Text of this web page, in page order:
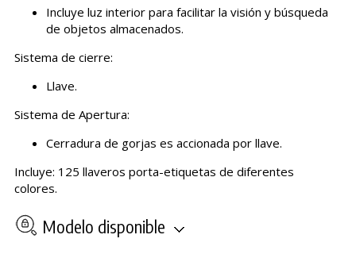
Incluye luz interior para facilitar la visión y búsqueda
de objetos almacenados.
Sistema de cierre:
Llave.
Sistema de Apertura:
Cerradura de gorjas es accionada por llave.
Incluye: 125 llaveros porta-etiquetas de diferentes
colores.
Modelo disponible